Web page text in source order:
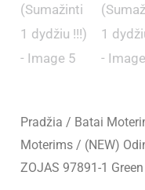
Pradžia / Batai
Moterims / (NEW)
ZOJAS 97891-1